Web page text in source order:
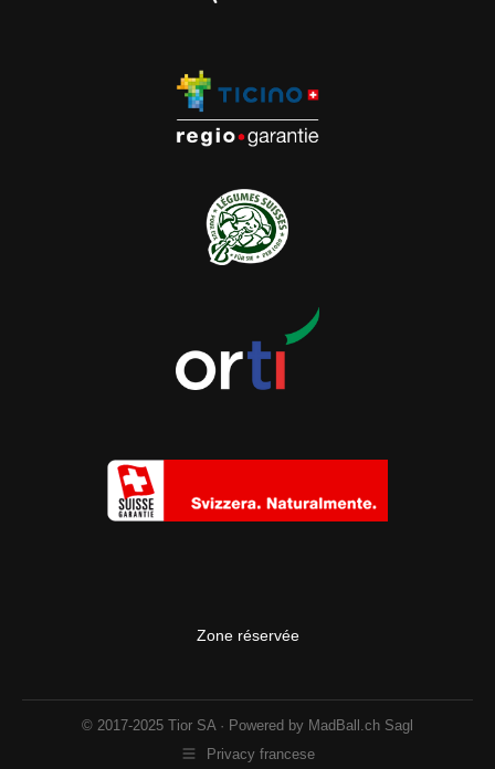
Zone réservée
© 2017-2025 Tior SA · Powered by MadBall.ch Sagl
Privacy francese